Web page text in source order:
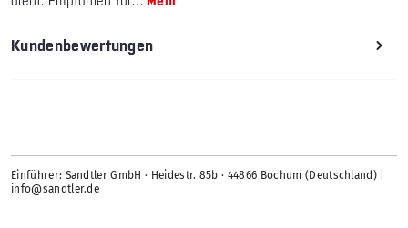
Kundenbewertungen
Einführer: Sandtler GmbH · Heidestr. 85b · 44866 Bochum (Deutschland) |
info@sandtler.de